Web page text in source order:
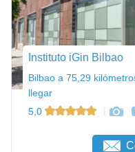
Instituto iGin Bilbao
Bilbao a 75,29
llegar
5,0